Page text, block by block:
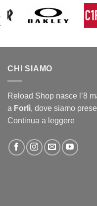
CHI SIAMO
Reload Shop nasce l’8
a Forlì, dove siamo
Continua a leggere